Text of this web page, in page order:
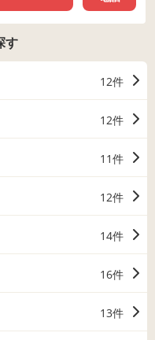
す
12件
12件
11件
12件
14件
16件
13件